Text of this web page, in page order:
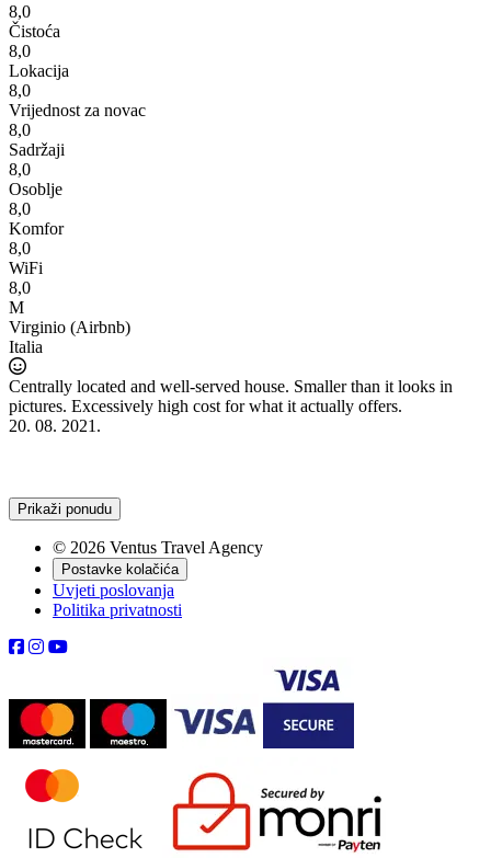
8,0
Čistoća
8,0
Lokacija
8,0
Vrijednost za novac
8,0
Sadržaji
8,0
Osoblje
8,0
Komfor
8,0
WiFi
8,0
M
Virginio (Airbnb)
Italia
Centrally located and well-served house. Smaller than it looks in
pictures. Excessively high cost for what it actually offers.
20. 08. 2021.
Prikaži ponudu
© 2026 Ventus Travel Agency
Postavke kolačića
Uvjeti poslovanja
Politika privatnosti